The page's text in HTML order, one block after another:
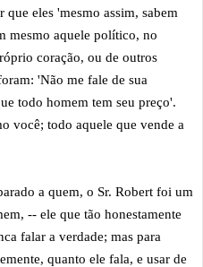
eles 'mesmo assim, sabem
mesmo aquele político, no
coração, ou de outros
'Não me fale de sua
todo homem tem seu preço'.
você; todo aquele que vende a
a quem, o Sr. Robert foi um
-- ele que tão honestamente
falar a verdade; mas para
quanto ele fala, e usar de